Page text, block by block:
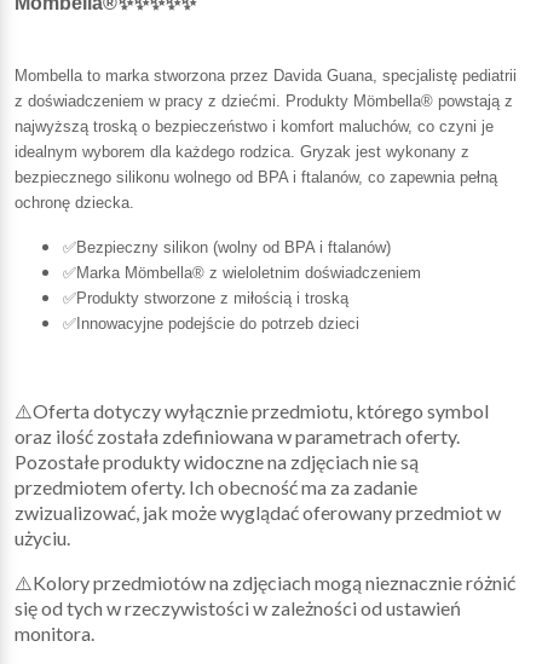
Mombella to marka stworzona przez Davida Guana, specjalistę pediatrii
z doświadczeniem w pracy z dziećmi. Produkty Mömbella® powstają z
najwyższą troską o bezpieczeństwo i komfort maluchów, co czyni je
idealnym wyborem dla każdego rodzica. Gryzak jest wykonany z
bezpiecznego silikonu wolnego od BPA i ftalanów, co zapewnia pełną
ochronę dziecka.
✅Bezpieczny silikon (wolny od BPA i ftalanów)
✅Marka Mömbella® z wieloletnim doświadczeniem
✅Produkty stworzone z miłością i troską
✅Innowacyjne podejście do potrzeb dzieci
⚠️Oferta dotyczy wyłącznie przedmiotu, którego symbol
oraz ilość została zdefiniowana w parametrach oferty.
Pozostałe produkty widoczne na zdjęciach nie są
przedmiotem oferty. Ich obecność ma za zadanie
zwizualizować, jak może wyglądać oferowany przedmiot w
użyciu.
⚠️Kolory przedmiotów na zdjęciach mogą nieznacznie różnić
się od tych w rzeczywistości w zależności od ustawień
monitora.